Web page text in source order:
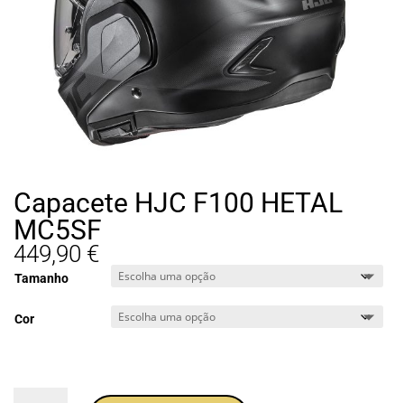
Capacete HJC F100 HETAL
MC5SF
449,90 €
Tamanho
Cor